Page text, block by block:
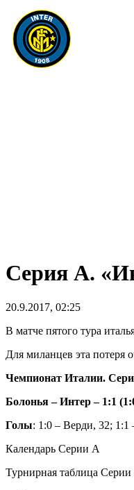
Серия А.
20.9.2017, 02:25
В матче пятого тура
Для миланцев эта потеря
Чемпионат Италии.
Болонья – Интер – 1:1
Голы: 1:0 – Верди, 32; 1:1
Календарь Серии А
Турнирная таблица